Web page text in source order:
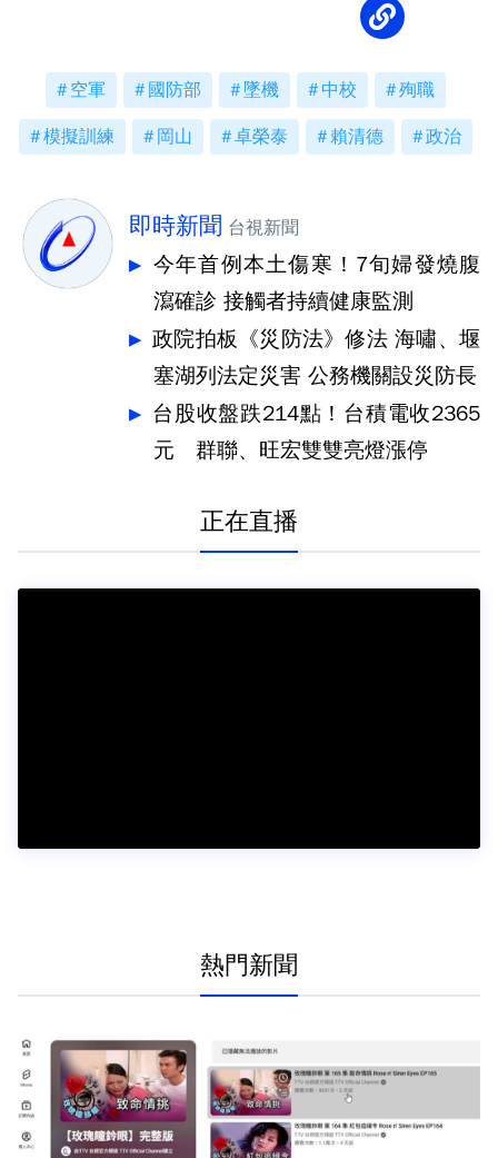
空軍 國防部 墜機 中校 殉職
模擬訓練 岡山 卓榮泰 賴清德 政治
即時新聞 台視新聞
今年首例本土傷寒！7旬婦發燒腹
瀉確診 接觸者持續健康監測
政院拍板《災防法》修法 海嘯、堰
塞湖列法定災害 公務機關設災防長
台股收盤跌214點！台積電收2365
元 群聯、旺宏雙雙亮燈漲停
正在直播
熱門新聞